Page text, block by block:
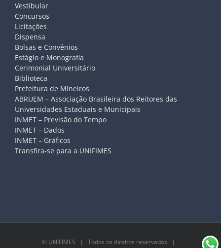
Vestibular
Concursos
Licitações
Dispensa
Bolsas e Convênios
Estágio e Monografia
Cerimonial Universitário
Biblioteca
Prefeitura de Mineiros
ABRUEM – Associação Brasileira dos Reitores das
Universidades Estaduais e Municipais
INMET – Previsão do Tempo
INMET – Dados
INMET – Gráficos
Transfira-se para a UNIFIMES
© UNIFIMES | Todos os direitos reservados |